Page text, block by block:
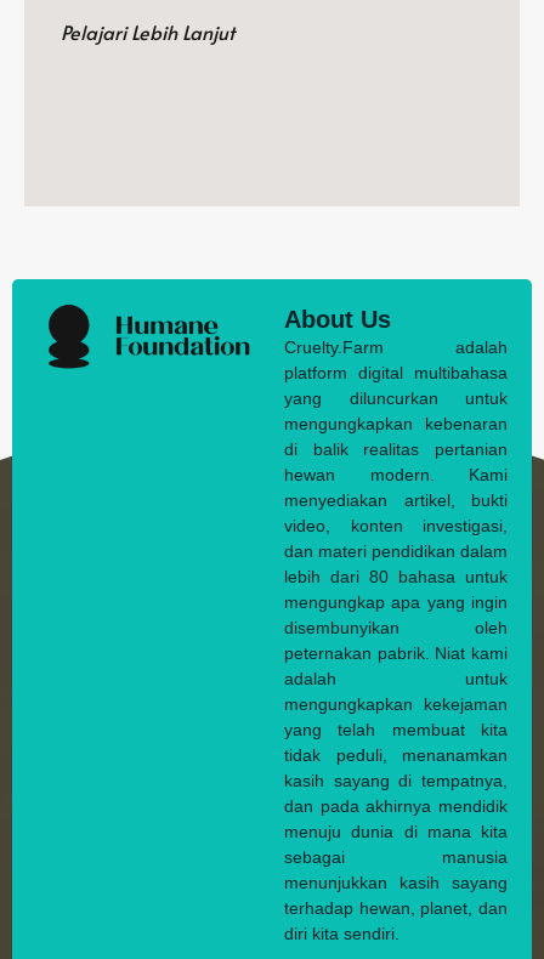
Pelajari Lebih Lanjut
About Us
Cruelty.Farm adalah
platform digital multibahasa
yang diluncurkan untuk
mengungkapkan kebenaran
di balik realitas pertanian
hewan modern. Kami
menyediakan artikel, bukti
video, konten investigasi,
dan materi pendidikan dalam
lebih dari 80 bahasa untuk
mengungkap apa yang ingin
disembunyikan oleh
peternakan pabrik. Niat kami
adalah untuk
mengungkapkan kekejaman
yang telah membuat kita
tidak peduli, menanamkan
kasih sayang di tempatnya,
dan pada akhirnya mendidik
menuju dunia di mana kita
sebagai manusia
menunjukkan kasih sayang
terhadap hewan, planet, dan
diri kita sendiri.